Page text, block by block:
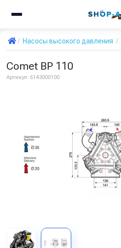
Насосы высокого давления
Comet BP 110
Артикул: 6143000100